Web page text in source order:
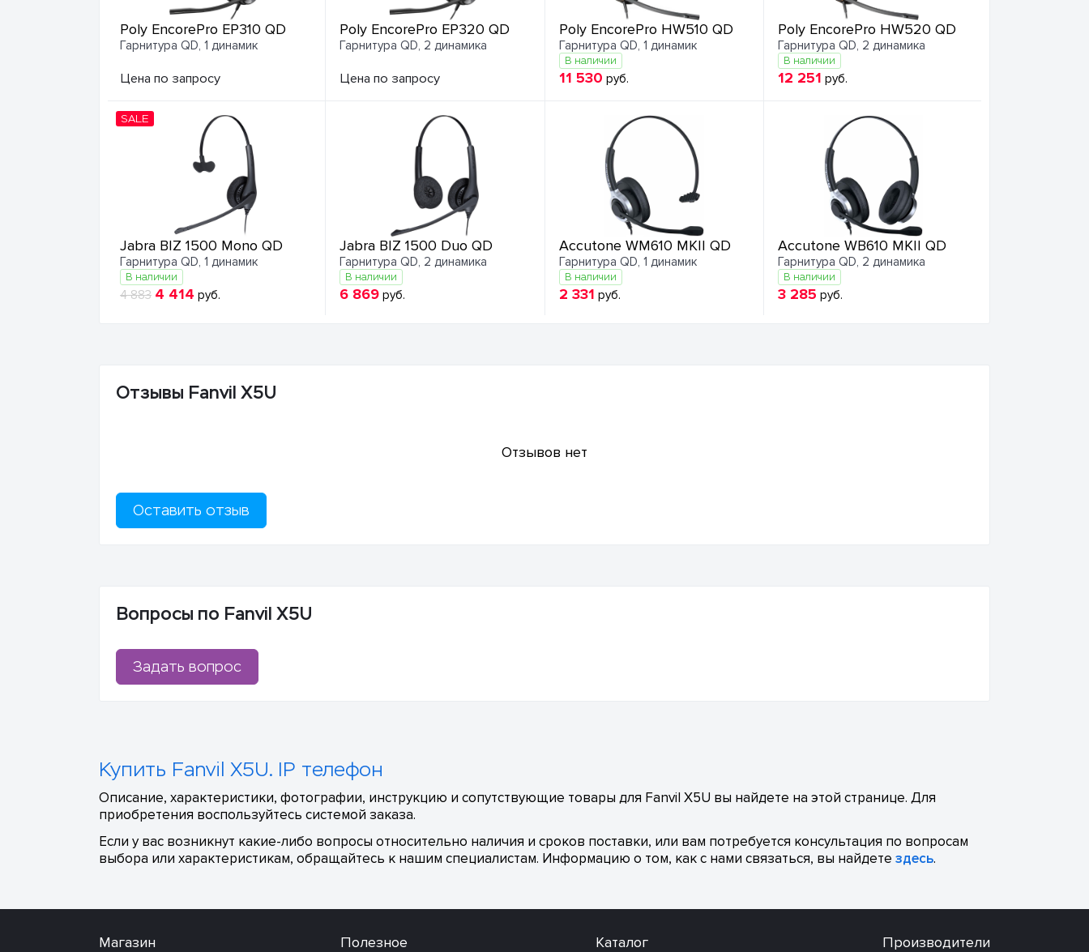
Poly EncorePro EP310 QD
Гарнитура QD, 1 динамик
Цена по запросу
Poly EncorePro EP320 QD
Гарнитура QD, 2 динамика
Цена по запросу
Poly EncorePro HW510 QD
Гарнитура QD, 1 динамик
В наличии
11 530 руб.
Poly EncorePro HW520 QD
Гарнитура QD, 2 динамика
В наличии
12 251 руб.
SALE
Jabra BIZ 1500 Mono QD
Гарнитура QD, 1 динамик
В наличии
4 883 4 414 руб.
Jabra BIZ 1500 Duo QD
Гарнитура QD, 2 динамика
В наличии
6 869руб.
Accutone WM610 MKII QD
Гарнитура QD, 1 динамик
В наличии
2 331 руб.
Accutone WB610 MKII QD
Гарнитура QD, 2 динамика
В наличии
3 285 руб.
Отзывы Fanvil X5U
Отзывов нет
Оставить отзыв
Вопросы по Fanvil X5U
Задать вопрос
Купить Fanvil X5U. IP телефон
Описание, характеристики, фотографии, инструкцию и сопутствующие товары для Fanvil X5U вы найдете на этой странице. Для
приобретения воспользуйтесь системой заказа.
Если у вас возникнут какие-либо вопросы относительно наличия и сроков поставки, или вам потребуется консультация по вопросам
выбора или характеристикам, обращайтесь к нашим специалистам. Информацию о том, как с нами связаться, вы найдете здесь.
Магазин Полезное Каталог Производители